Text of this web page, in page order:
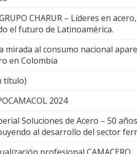
CHARUR – Líderes en acero,
el futuro de Latinoamérica.
mirada al consumo nacional
en Colombia
título)
2024
Soluciones de Acero – 50 años
al desarrollo del sector